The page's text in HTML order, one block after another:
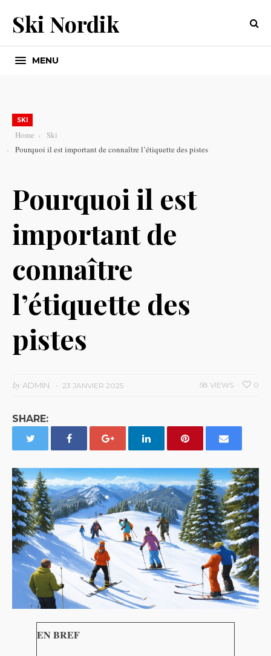
Ski Nordik
MENU
SKI
Home
Ski
Pourquoi il est important de connaître l’étiquette des pistes
Pourquoi il est
important de
connaître
l’étiquette des
pistes
byADMIN 23 JANVIER 2025 0
58 VIEWS
SHARE:
EN BREF